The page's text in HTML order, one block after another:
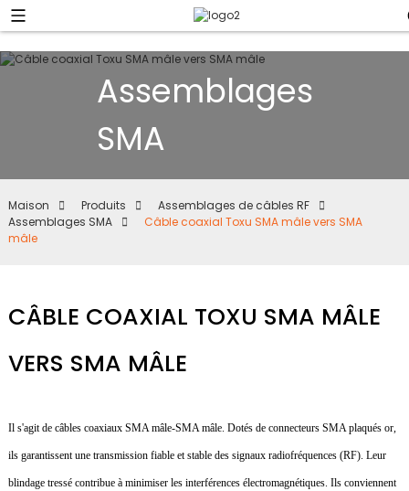
Assemblages
SMA
Maison Produits
Assemblages de câbles RF
Assemblages SMA
Câble coaxial Toxu SMA mâle vers SMA
mâle
CÂBLE COAXIAL TOXU SMA MÂLE
VERS SMA MÂLE
Il s'agit de câbles coaxiaux SMA mâle-SMA mâle. Dotés de connecteurs SMA plaqués or,
ils garantissent une transmission fiable et stable des signaux radiofréquences (RF). Leur
blindage tressé contribue à minimiser les interférences électromagnétiques. Ils conviennent